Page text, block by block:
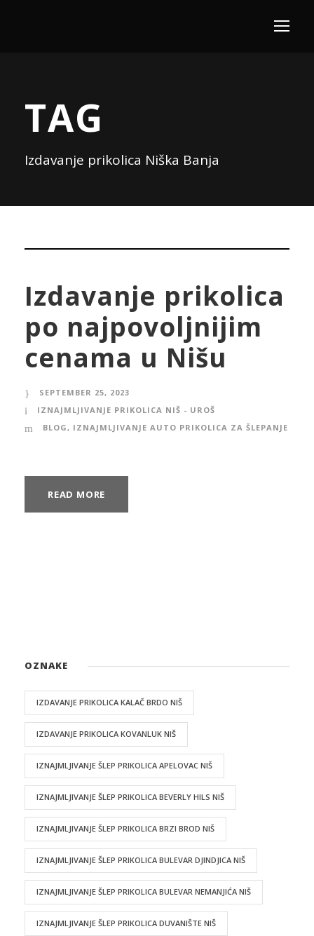
TAG
Izdavanje prikolica Niška Banja
Izdavanje prikolica
po najpovoljnijim
cenama u Nišu
SEPTEMBER 25, 2023
IZNAJMLJIVANJE PRIKOLICA NIŠ - UROŠ
BLOG , IZNAJMLJIVANJE AUTO PRIKOLICA ZA ŠLEPANJE
READ MORE
OZNAKE
IZDAVANJE PRIKOLICA KALAČ BRDO NIŠ
IZDAVANJE PRIKOLICA KOVANLUK NIŠ
IZNAJMLJIVANJE ŠLEP PRIKOLICA APELOVAC NIŠ
IZNAJMLJIVANJE ŠLEP PRIKOLICA BEVERLY HILS NIŠ
IZNAJMLJIVANJE ŠLEP PRIKOLICA BRZI BROD NIŠ
IZNAJMLJIVANJE ŠLEP PRIKOLICA BULEVAR DJINDJICA NIŠ
IZNAJMLJIVANJE ŠLEP PRIKOLICA BULEVAR NEMANJIĆA NIŠ
IZNAJMLJIVANJE ŠLEP PRIKOLICA DUVANIŠTE NIŠ